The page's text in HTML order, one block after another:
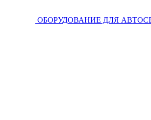
ОБОРУДОВАНИЕ ДЛЯ